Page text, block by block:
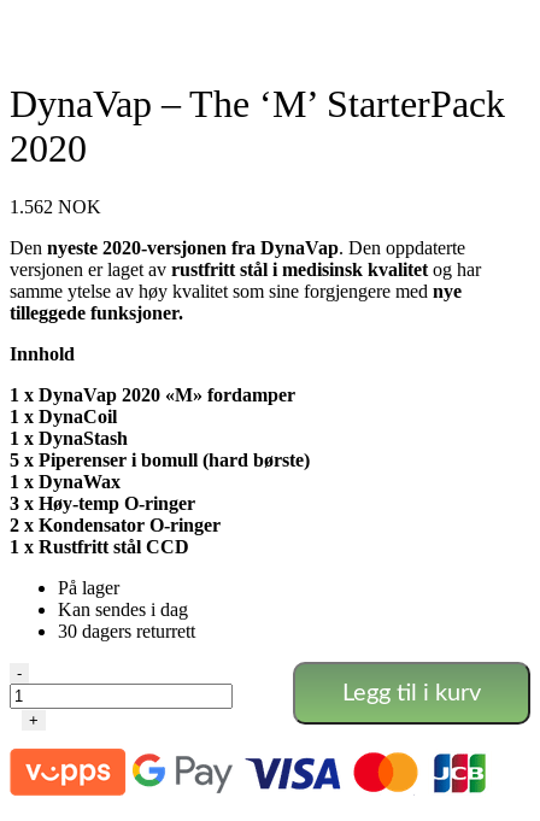
DynaVap – The ‘M’ StarterPack
2020
1.562 NOK
Den nyeste 2020-versjonen fra DynaVap. Den oppdaterte
versjonen er laget av rustfritt stål i medisinsk kvalitet og har
samme ytelse av høy kvalitet som sine forgjengere med nye
tilleggede funksjoner.
Innhold
1 x DynaVap 2020 «M» fordamper
1 x DynaCoil
1 x DynaStash
5 x Piperenser i bomull (hard børste)
1 x DynaWax
3 x Høy-temp O-ringer
2 x Kondensator O-ringer
1 x Rustfritt stål CCD
På lager
Kan sendes i dag
30 dagers returrett
DynaVap
The
StarterPack
2020
antall
-
+
Legg til i kurv